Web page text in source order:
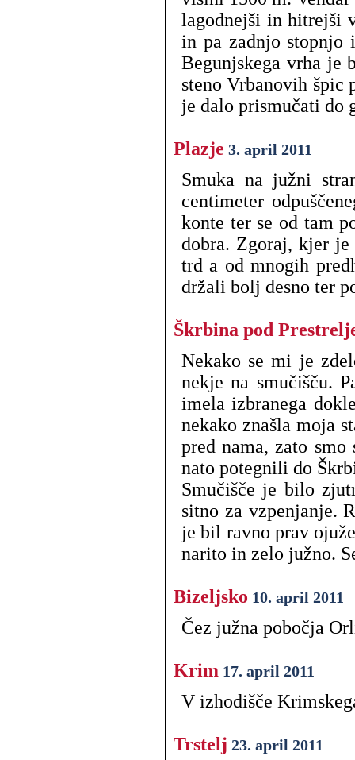
lagodnejši in hitrejši
in pa zadnjo stopnjo
Begunjskega vrha je
steno Vrbanovih špic
je dalo prismučati do
Plazje 3. april 2011
Smuka na južni
centimeter
konte ter se od tam
dobra. Zgoraj, kjer
trd a od mnogih
držali bolj desno ter
Škrbina pod
Nekako se mi je
nekje na smučišču.
imela izbranega
nekako znašla moja
pred nama, zato
nato potegnili do
Smučišče je bilo
sitno za vzpenjanje.
je bil ravno prav
narito in zelo južno.
Bizeljsko 10. april 2011
Čez južna pobočja
Krim 17. april 2011
V izhodišče
Trstelj 23. april 2011